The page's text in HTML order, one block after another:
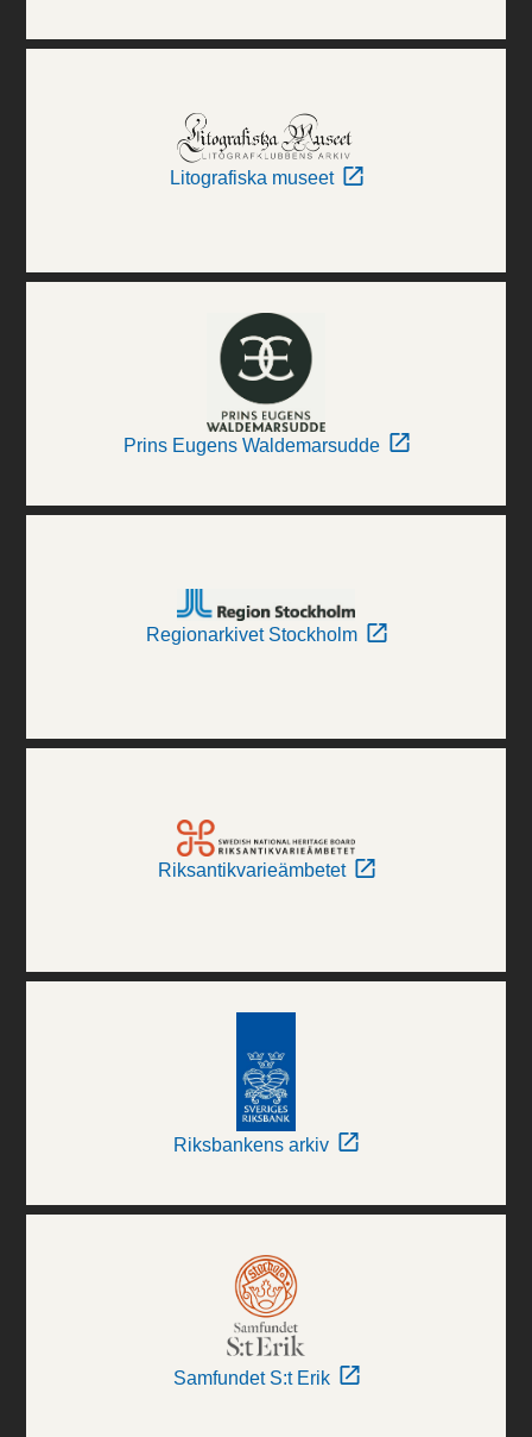
Litografiska museet
Prins Eugens Waldemarsudde
Regionarkivet Stockholm
Riksantikvarieämbetet
Riksbankens arkiv
Samfundet S:t Erik